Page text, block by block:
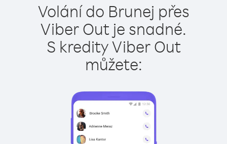
Volání do Brunej přes
Viber Out je snadné.
S kredity Viber Out
můžete: